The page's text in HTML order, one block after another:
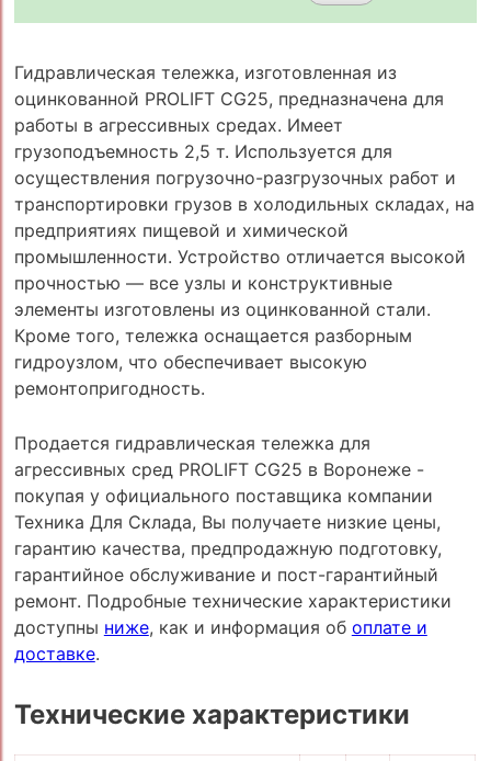
Гидравлическая тележка, изготовленная из
оцинкованной PROLIFT CG25, предназначена для
работы в агрессивных средах. Имеет
грузоподъемность 2,5 т. Используется для
осуществления погрузочно-разгрузочных работ и
транспортировки грузов в холодильных складах, на
предприятиях пищевой и химической
промышленности. Устройство отличается высокой
прочностью — все узлы и конструктивные
элементы изготовлены из оцинкованной стали.
Кроме того, тележка оснащается разборным
гидроузлом, что обеспечивает высокую
ремонтопригодность.
Продается гидравлическая тележка для
агрессивных сред PROLIFT CG25 в Воронеже -
покупая у официального поставщика компании
Техника Для Склада, Вы получаете низкие цены,
гарантию качества, предпродажную подготовку,
гарантийное обслуживание и пост-гарантийный
ремонт. Подробные технические характеристики
доступны ниже, как и информация об оплате и
доставке.
Технические характеристики